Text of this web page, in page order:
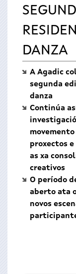
DANZA
A Agadic
segunda
danza
Continúa
proxectos e
as xa
creativos
O período
aberto ata
novos